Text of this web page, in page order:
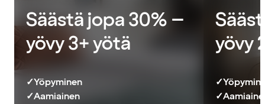
Säästä jopa 30% –
yövy 3+ yötä
✓Yöpyminen
✓Aamiainen
yövy
✓
✓